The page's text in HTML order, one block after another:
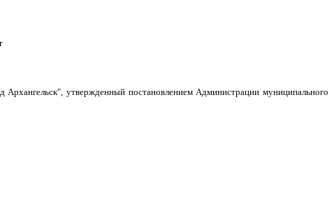
Архангельск", утвержденный постановлением Администрации муниципального